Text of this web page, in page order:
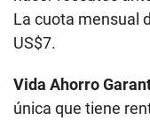
La cuota mensual
US$7.
Vida Ahorro
única que tiene